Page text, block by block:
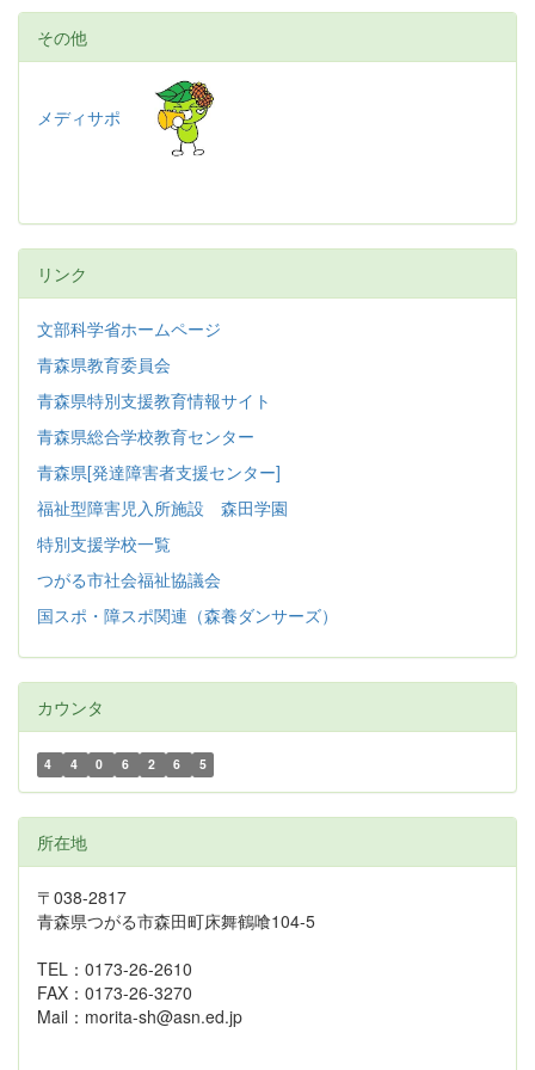
その他
メディサポ
リンク
文部科学省ホームページ
青森県教育委員会
青森県特別支援教育情報サイト
青森県総合学校教育センター
青森県[発達障害者支援センター]
福祉型障害児入所施設 森田学園
特別支援学校一覧
つがる市社会福祉協議会
国スポ・障スポ関連（森養ダンサーズ）
カウンタ
4 4 0 6 2 6 5
所在地
〒038-2817
青森県つがる市森田町床舞鶴喰104-5
TEL：0173-26-2610
FAX：0173-26-3270
Mail：morita-sh@asn.ed.jp